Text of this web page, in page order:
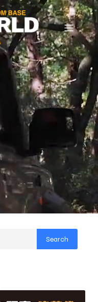
Search